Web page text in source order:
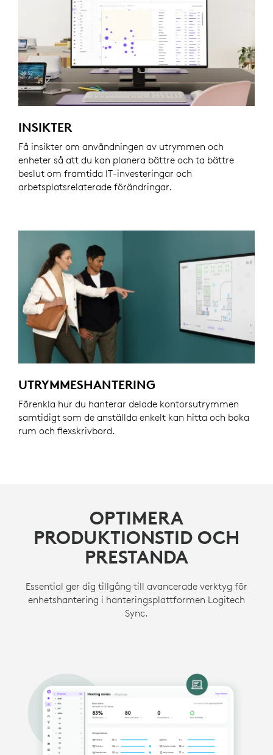
INSIKTER
Få insikter om användningen av utrymmen och
enheter så att du kan planera bättre och ta bättre
beslut om framtida IT-investeringar och
arbetsplatsrelaterade förändringar.
UTRYMMESHANTERING
Förenkla hur du hanterar delade kontorsutrymmen
samtidigt som de anställda enkelt kan hitta och boka
rum och flexskrivbord.
OPTIMERA
PRODUKTIONSTID OCH
PRESTANDA
Essential ger dig tillgång till avancerade verktyg för
enhetshantering i hanteringsplattformen Logitech
Sync.